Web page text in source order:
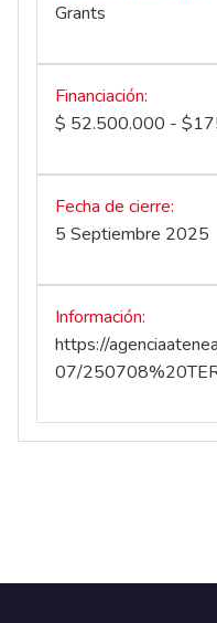
Grants
Financiación
$ 52.500.000 -
Fecha de cierre
5 Septiembre 2025
Información
https://
07/